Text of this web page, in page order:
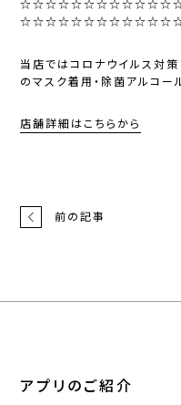
当店ではコロナウイルス対策
のマスク着用・除菌アルコー
店舗詳細はこちらから
前の記事
アプリのご紹介